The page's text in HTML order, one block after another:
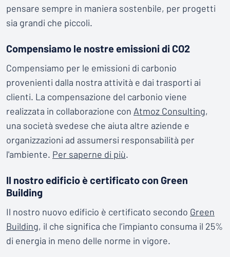
pensare sempre in maniera sostenbile, per progetti
sia grandi che piccoli.
Compensiamo le nostre emissioni di CO2
Compensiamo per le emissioni di carbonio
provenienti dalla nostra attività e dai trasporti ai
clienti. La compensazione del carbonio viene
realizzata in collaborazione con Atmoz Consulting,
una società svedese che aiuta altre aziende e
organizzazioni ad assumersi responsabilità per
l'ambiente. Per saperne di più.
Il nostro edificio è certificato con Green
Building
Il nostro nuovo edificio è certificato secondo Green
Building, il che significa che l’impianto consuma il 25%
di energia in meno delle norme in vigore.